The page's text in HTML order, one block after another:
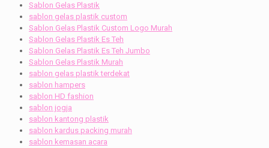
Sablon Gelas Plastik
sablon gelas plastik custom
Sablon Gelas Plastik Custom Logo Murah
Sablon Gelas Plastik Es Teh
Sablon Gelas Plastik Es Teh Jumbo
Sablon Gelas Plastik Murah
sablon gelas plastik terdekat
sablon hampers
sablon HD fashion
sablon jogja
sablon kantong plastik
sablon kardus packing murah
sablon kemasan acara